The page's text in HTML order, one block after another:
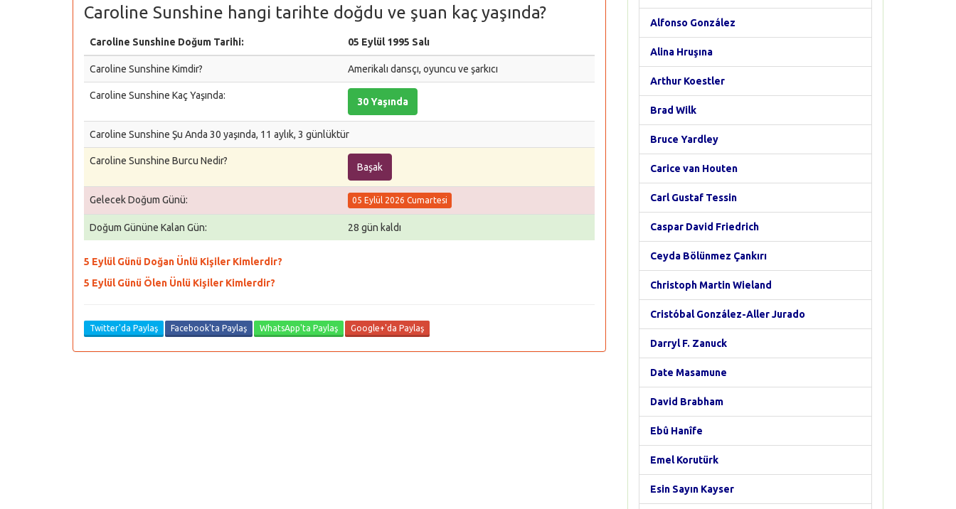
Caroline Sunshine hangi tarihte doğdu ve şuan kaç yaşında?
Caroline Sunshine Doğum Tarihi: 05 Eylül 1995 Salı
Caroline Sunshine Kimdir? Amerikalı dansçı, oyuncu ve şarkıcı
Caroline Sunshine Kaç Yaşında:
30 Yaşında
Caroline Sunshine Şu Anda 30 yaşında, 11 aylık, 3 günlüktür
Caroline Sunshine Burcu Nedir?
Başak
Gelecek Doğum Günü: 05 Eylül 2026 Cumartesi
Doğum Gününe Kalan Gün: 28 gün kaldı
5 Eylül Günü Doğan Ünlü Kişiler Kimlerdir?
5 Eylül Günü Ölen Ünlü Kişiler Kimlerdir?
Twitter'da Paylaş Facebook'ta Paylaş WhatsApp'ta Paylaş Google+'da Paylaş
Alfonso González
Alina Hruşına
Arthur Koestler
Brad Wilk
Bruce Yardley
Carice van Houten
Carl Gustaf Tessin
Caspar David Friedrich
Ceyda Bölünmez Çankırı
Christoph Martin Wieland
Cristóbal González-Aller Jurado
Darryl F. Zanuck
Date Masamune
David Brabham
Ebû Hanîfe
Emel Korutürk
Esin Sayın Kayser